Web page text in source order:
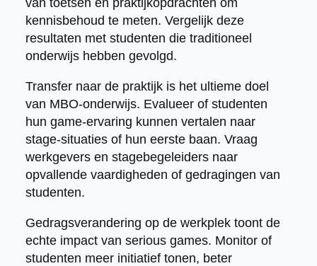
kennisbehoud te meten. Vergelijk deze
resultaten met studenten die traditioneel
onderwijs hebben gevolgd.
Transfer naar de praktijk is het ultieme doel
van MBO-onderwijs. Evalueer of studenten
hun game-ervaring kunnen vertalen naar
stage-situaties of hun eerste baan. Vraag
werkgevers en stagebegeleiders naar
opvallende vaardigheden of gedragingen van
studenten.
Gedragsverandering op de werkplek toont de
echte impact van serious games. Monitor of
studenten meer initiatief tonen, beter